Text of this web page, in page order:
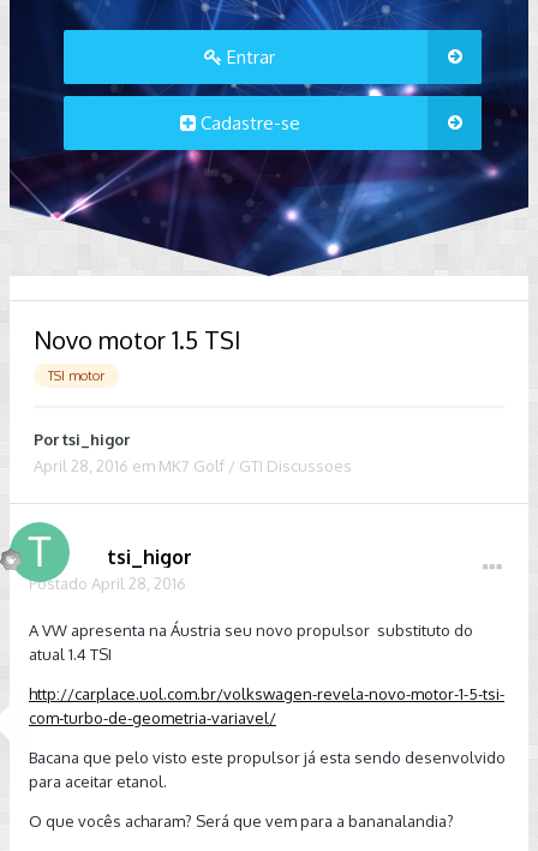
Entrar
Cadastre-se
Novo motor 1.5 TSI
TSI motor
Portsi_higor
April 28, 2016 em MK7 Golf / GTI Discussoes
tsi_higor
Postado April 28, 2016
A VW apresenta na Áustria seu novo propulsor substituto do
atual 1.4 TSI
http://carplace.uol.com.br/volkswagen-revela-novo-motor-1-5-tsi-
com-turbo-de-geometria-variavel/
Bacana que pelo visto este propulsor já esta sendo desenvolvido
para aceitar etanol.
O que vocês acharam? Será que vem para a bananalandia?